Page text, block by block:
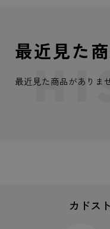
最近見た
最近見た商品がありま
カドス